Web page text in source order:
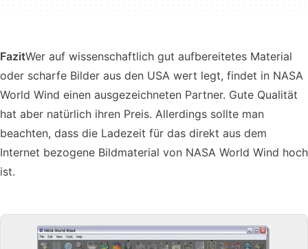
FazitWer auf wissenschaftlich gut aufbereitetes Material
oder scharfe Bilder aus den USA wert legt, findet in NASA
World Wind einen ausgezeichneten Partner. Gute Qualität
hat aber natürlich ihren Preis. Allerdings sollte man
beachten, dass die Ladezeit für das direkt aus dem
Internet bezogene Bildmaterial von NASA World Wind hoch
ist.